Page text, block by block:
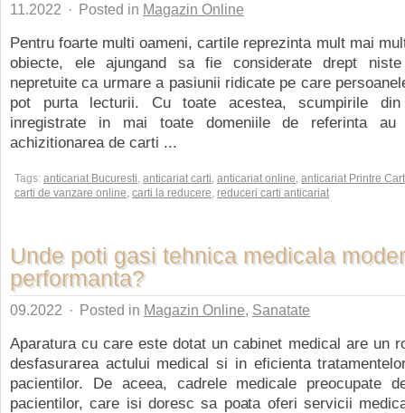
11.2022 · Posted in Magazin Online
Pentru foarte multi oameni, cartile reprezinta mult mai
obiecte, ele ajungand sa fie considerate drept
nepretuite ca urmare a pasiunii ridicate pe care
pot purta lecturii. Cu toate acestea, scumpirile
inregistrate in mai toate domeniile de referinta au
achizitionarea de carti ...
Tags: anticariat Bucuresti, anticariat carti, anticariat online, anticariat Printre
carti de vanzare online, carti la reducere, reduceri carti anticariat
Unde poti gasi tehnica medicala
performanta?
09.2022 · Posted in Magazin Online, Sanatate
Aparatura cu care este dotat un cabinet medical are un
desfasurarea actului medical si in eficienta
pacientilor. De aceea, cadrele medicale preocupate
pacientilor, care isi doresc sa poata oferi servicii